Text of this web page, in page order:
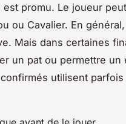
promu. Le joueur
ou Cavalier. En
Mais dans certaines
un pat ou permettre un
utilisent parfois